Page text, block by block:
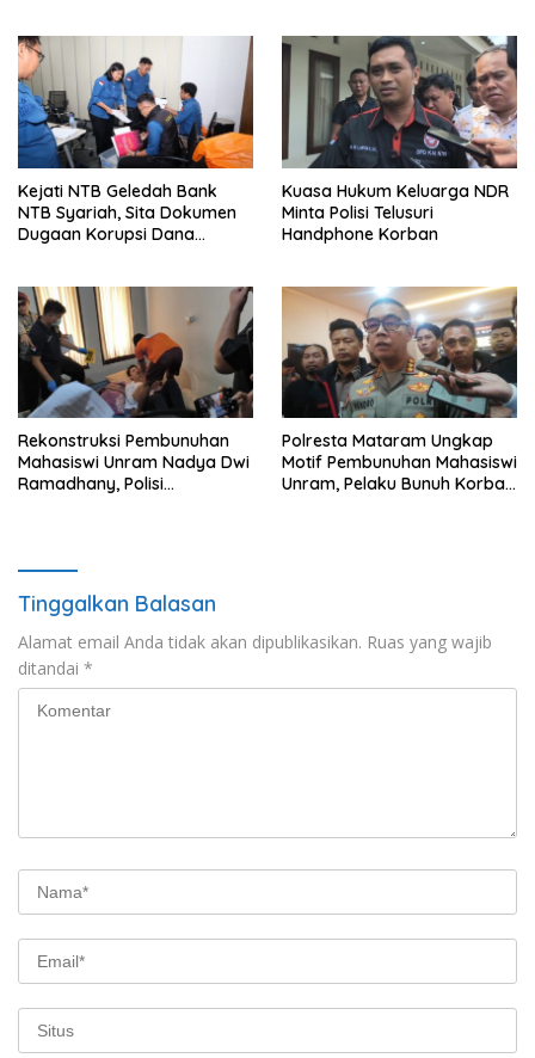
Kejati NTB Geledah Bank
NTB Syariah, Sita Dokumen
Dugaan Korupsi Dana
Kuasa Hukum Keluarga NDR
Minta Polisi Telusuri
Handphone Korban
Rekonstruksi Pembunuhan
Mahasiswi Unram Nadya Dwi
Ramadhany, Polisi
Polresta Mataram Ungkap
Motif Pembunuhan Mahasiswi
Unram, Pelaku Bunuh Korban
Tinggalkan Balasan
Alamat email Anda tidak akan dipublikasikan. Ruas yang wajib
ditandai *